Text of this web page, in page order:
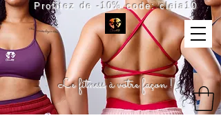
Profitez de -10% code: cleia10
Le fitness à votre façon !